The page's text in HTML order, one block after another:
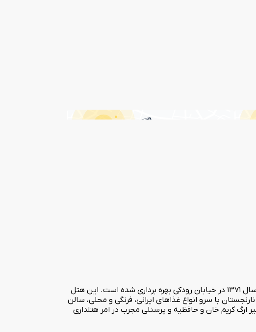
هتل چهارستاره پارسیان عضوی دیگر از گروه هتل های پارسیان می باشد که در قلب پایتخت فرهنگی تاریخی ایران در مرداد ماه سال 1371 در خیابان رودکی بهره برداری شده است. این هتل
با سرو انواع غذاهای ایرانی، فرنگی و محلی، سالن
ارگ کریم خان و حافظیه و پرسنلی مجرب در امر هتلداری